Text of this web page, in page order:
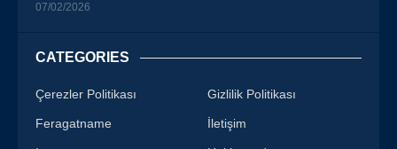
CATEGORIES
Çerezler Politikası Gizlilik Politikası
Feragatname İletişim
07/02/2026